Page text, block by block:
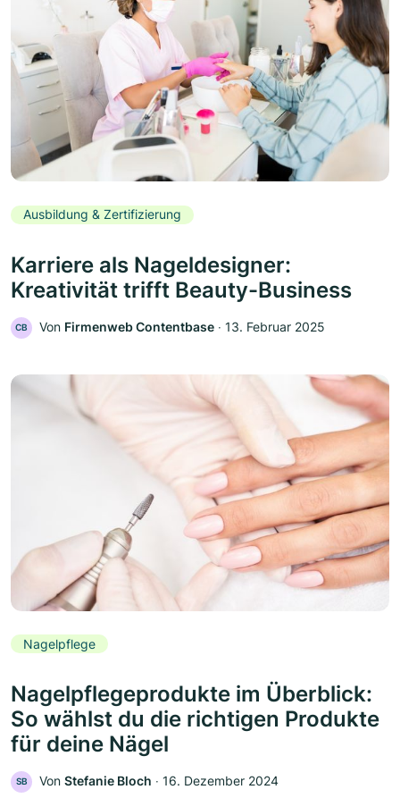
Ausbildung & Zertifizierung
Karriere als Nageldesigner:
Kreativität trifft Beauty-Business
CB Von Firmenweb Contentbase ‧ 13. Februar 2025
Nagelpflege
Nagelpflegeprodukte im Überblick:
So wählst du die richtigen Produkte
für deine Nägel
SB Von Stefanie Bloch ‧ 16. Dezember 2024